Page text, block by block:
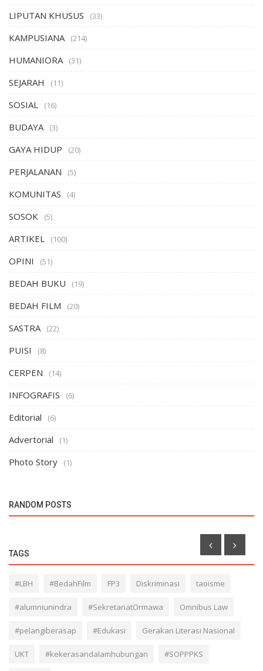
LIPUTAN KHUSUS (33)
KAMPUSIANA (214)
HUMANIORA (31)
SEJARAH (11)
SOSIAL (16)
BUDAYA (3)
GAYA HIDUP (20)
PERJALANAN (5)
KOMUNITAS (4)
SOSOK (5)
ARTIKEL (100)
OPINI (51)
BEDAH BUKU (19)
BEDAH FILM (20)
SASTRA (22)
PUISI (8)
CERPEN (14)
INFOGRAFIS (6)
Editorial (6)
Advertorial (1)
Photo Story (1)
RANDOM POSTS
Kritis dan Kreativitas...
TAGS
#LBH #BedahFilm FP3 Diskriminasi taoisme
#alumniunindra #SekretariatOrmawa Omnibus Law
#pelangiberasap #Edukasi Gerakan Literasi Nasional
UKT #kekerasandalamhubungan #SOPPPKS